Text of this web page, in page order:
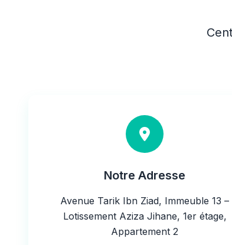
Notre Adresse
Avenue Tarik Ibn Ziad, Immeuble 13 –
Lotissement Aziza Jihane, 1er étage,
Appartement 2